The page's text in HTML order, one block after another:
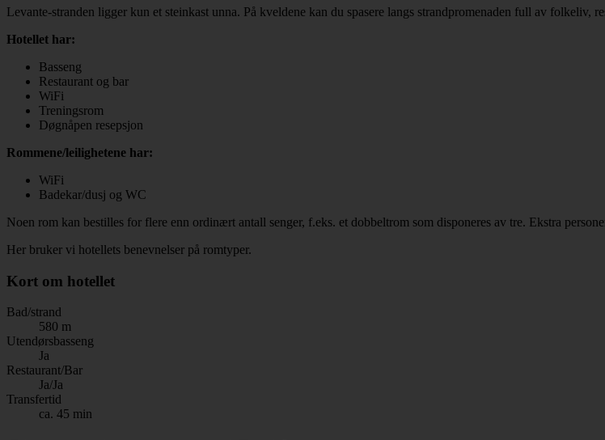
Levante-stranden ligger kun et steinkast unna. På kveldene kan du spasere langs strandpromenaden full av folkeliv,
Hotellet har:
Basseng
Restaurant og bar
WiFi
Treningsrom
Døgnåpen resepsjon
Rommene/leilighetene har:
WiFi
Badekar/dusj og WC
Noen rom kan bestilles for flere enn ordinært antall senger, f.eks. et dobbeltrom som disponeres av tre. Ekstra
Her bruker vi hotellets benevnelser på romtyper.
Kort om hotellet
Bad/strand
580 m
Utendørsbasseng
Ja
Restaurant/Bar
Ja/Ja
Transfertid
ca. 45 min